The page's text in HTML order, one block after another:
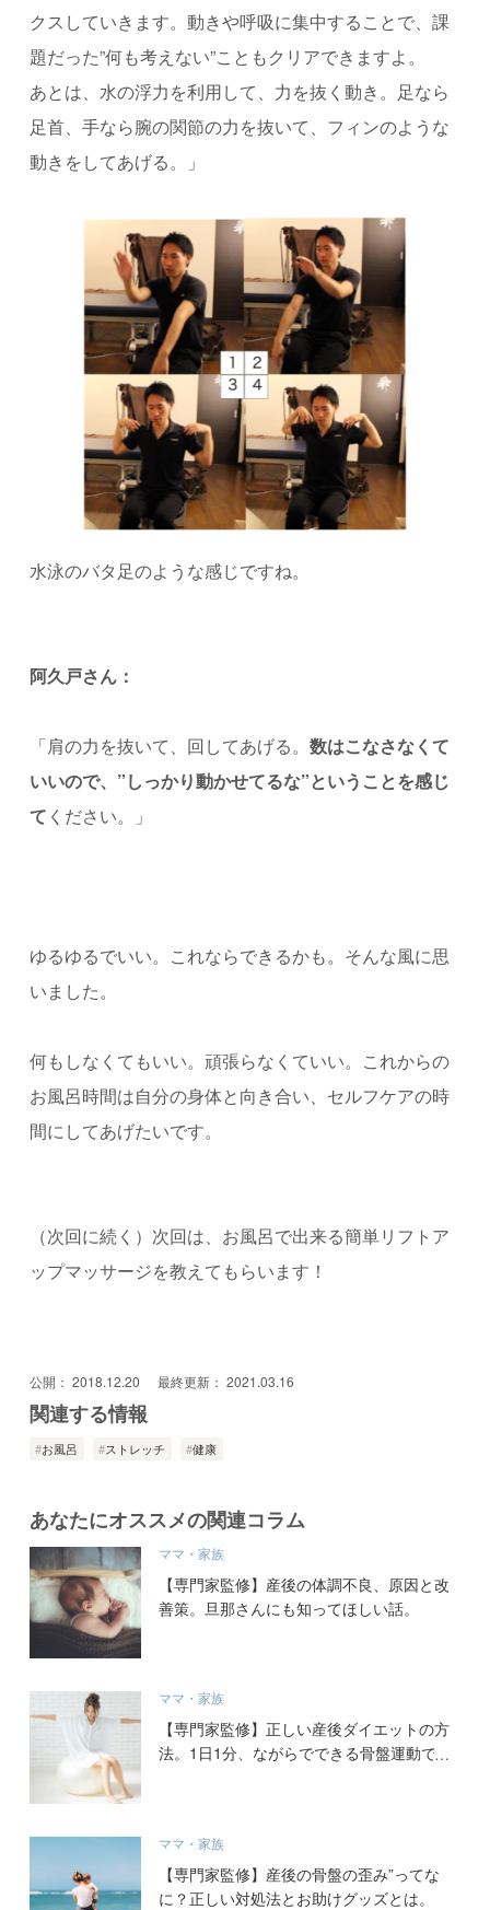
クスしていきます。動きや呼吸に集中することで、課
題だった”何も考えない”こともクリアできますよ。
あとは、水の浮力を利用して、力を抜く動き。足なら
足首、手なら腕の関節の力を抜いて、フィンのような
動きをしてあげる。」
水泳のバタ足のような感じですね。
阿久戸さん：
「肩の力を抜いて、回してあげる。 数はこなさなくて
いいので、”しっかり動かせてるな”ということを感じ
て ください。」
ゆるゆるでいい。これならできるかも。そんな風に思
いました。
何もしなくてもいい。頑張らなくていい。これからの
お風呂時間は自分の身体と向き合い、セルフケアの時
間にしてあげたいです。
（次回に続く）次回は、お風呂で出来る簡単リフトア
ップマッサージを教えてもらいます！
公開： 2018.12.20 最終更新： 2021.03.16
関連する情報
お風呂 ストレッチ 健康
あなたにオススメの関連コラム
ママ・家族
【専門家監修】産後の体調不良、原因と改
善策。旦那さんにも知ってほしい話。
ママ・家族
【専門家監修】正しい産後ダイエットの方
法。1日1分、ながらでできる骨盤運動で
ママ・家族
【専門家監修】産後の骨盤の歪み”ってな
に？正しい対処法とお助けグッズとは。